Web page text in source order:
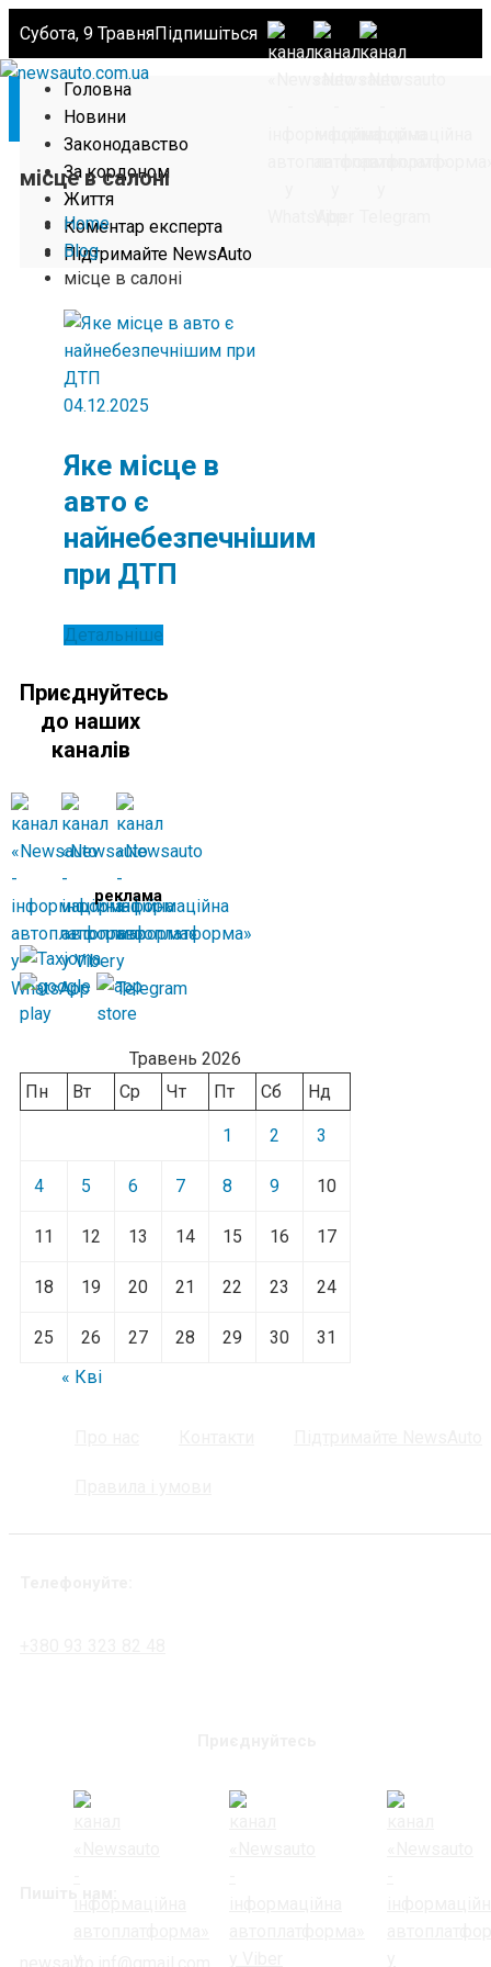
Субота, 9 ТравняПідпишіться
Головна
Новини
Законодавство
За кордоном
Життя
Коментар експерта
Підтримайте NewsAuto
місце в салоні
Home
Blog
місце в салоні
04.12.2025
Яке місце в
авто є
найнебезпечнішим
при ДТП
Детальніше
Приєднуйтесь
до наших
каналів
реклама
Травень 2026
Пн
Вт Ср Чт Пт Сб Нд
1 2 3
4 5 6 7 8 9 10
11 12 13 14 15 16 17
18 19 20 21 22 23 24
25 26 27 28 29 30
31
« Кві